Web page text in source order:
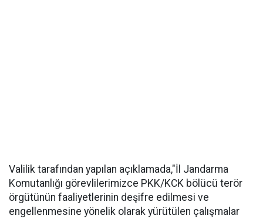
Valilik tarafından yapılan açıklamada,"İl Jandarma
Komutanlığı görevlilerimizce PKK/KCK bölücü terör
örgütünün faaliyetlerinin deşifre edilmesi ve
engellenmesine yönelik olarak yürütülen çalışmalar